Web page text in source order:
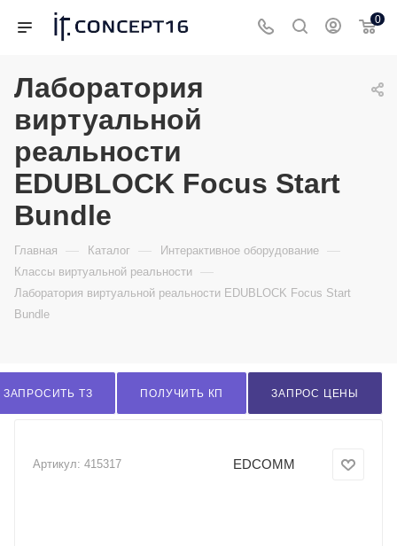
0
Лаборатория
виртуальной
реальности
EDUBLOCK Focus Start
Bundle
Главная — Каталог — Интерактивное оборудование —
Классы виртуальной реальности —
Лаборатория виртуальной реальности EDUBLOCK Focus Start
Bundle
ЗАПРОСИТЬ ТЗ ПОЛУЧИТЬ КП ЗАПРОС ЦЕНЫ
Артикул: 415317 EDCOMM